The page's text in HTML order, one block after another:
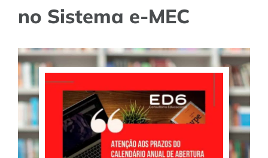
no Sistema e-MEC